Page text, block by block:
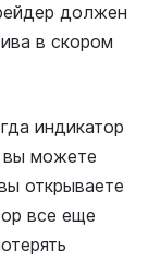
должен
в скором
индикатор
вы можете
открываете
все еще